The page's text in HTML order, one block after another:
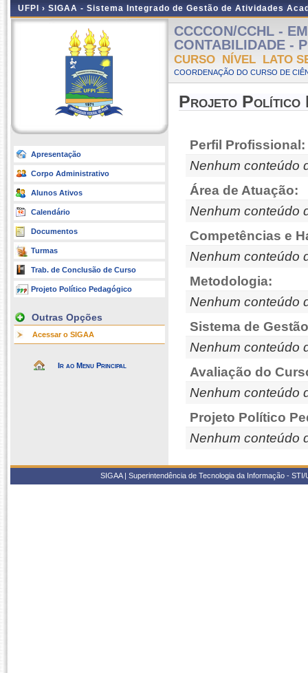
UFPI › SIGAA - Sistema Integrado de Gestão de Atividades
Apresentação
Corpo Administrativo
Alunos Ativos
Calendário
Documentos
Turmas
Trab. de Conclusão de Curso
Projeto Político Pedagógico
Outras Opções
Acessar o SIGAA
Ir ao Menu Principal
CCCCON/CCHL -
CONTABILIDADE -
CURSO NÍVEL LATO
COORDENAÇÃO DO CURSO DE
Projeto Político
Perfil Profissional:
Nenhum conteúdo
Área de Atuação:
Nenhum conteúdo
Competências e
Nenhum conteúdo
Metodologia:
Nenhum conteúdo
Sistema de
Nenhum conteúdo
Avaliação do
Nenhum conteúdo
Projeto Político
Nenhum conteúdo
SIGAA | Superintendência de Tecnologia da Informação -